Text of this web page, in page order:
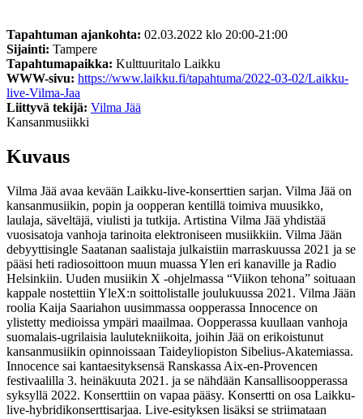
Tapahtuman ajankohta: 02.03.2022 klo 20:00-21:00
Sijainti: Tampere
Tapahtumapaikka: Kulttuuritalo Laikku
WWW-sivu: https://www.laikku.fi/tapahtuma/2022-03-02/Laikku-
live-Vilma-Jaa
Liittyvä tekijä: Vilma Jää
Kansanmusiikki
Kuvaus
Vilma Jää avaa kevään Laikku-live-konserttien sarjan. Vilma Jää on
kansanmusiikin, popin ja oopperan kentillä toimiva muusikko,
laulaja, säveltäjä, viulisti ja tutkija. Artistina Vilma Jää yhdistää
vuosisatoja vanhoja tarinoita elektroniseen musiikkiin. Vilma Jään
debyyttisingle Saatanan saalistaja julkaistiin marraskuussa 2021 ja se
pääsi heti radiosoittoon muun muassa Ylen eri kanaville ja Radio
Helsinkiin. Uuden musiikin X -ohjelmassa “Viikon tehona” soituaan
kappale nostettiin YleX:n soittolistalle joulukuussa 2021. Vilma Jään
roolia Kaija Saariahon uusimmassa oopperassa Innocence on
ylistetty medioissa ympäri maailmaa. Oopperassa kuullaan vanhoja
suomalais-ugrilaisia laulutekniikoita, joihin Jää on erikoistunut
kansanmusiikin opinnoissaan Taideyliopiston Sibelius-Akatemiassa.
Innocence sai kantaesityksensä Ranskassa Aix-en-Provencen
festivaalilla 3. heinäkuuta 2021. ja se nähdään Kansallisoopperassa
syksyllä 2022. Konserttiin on vapaa pääsy. Konsertti on osa Laikku-
live-hybridikonserttisarjaa. Live-esityksen lisäksi se striimataan